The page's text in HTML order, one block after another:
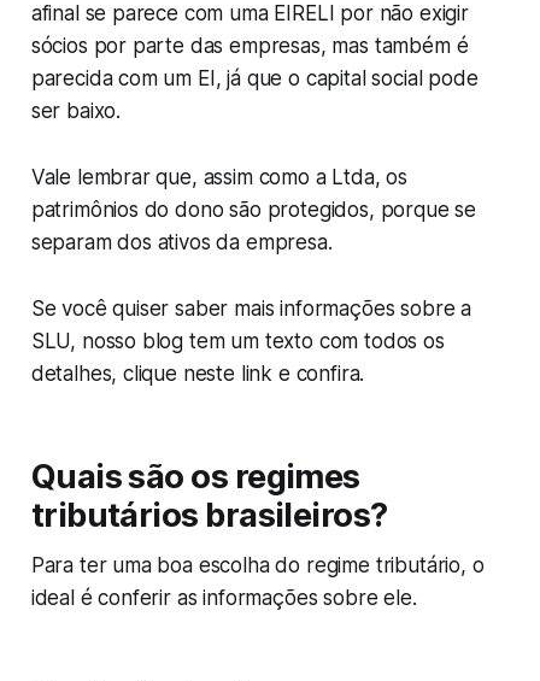
afinal se parece com uma EIRELI por não exigir
sócios por parte das empresas, mas também é
parecida com um EI, já que o capital social pode
ser baixo.
Vale lembrar que, assim como a Ltda, os
patrimônios do dono são protegidos, porque se
separam dos ativos da empresa.
Se você quiser saber mais informações sobre a
SLU, nosso blog tem um texto com todos os
detalhes, clique neste link e confira.
Quais são os regimes
tributários brasileiros?
Para ter uma boa escolha do regime tributário, o
ideal é conferir as informações sobre ele.